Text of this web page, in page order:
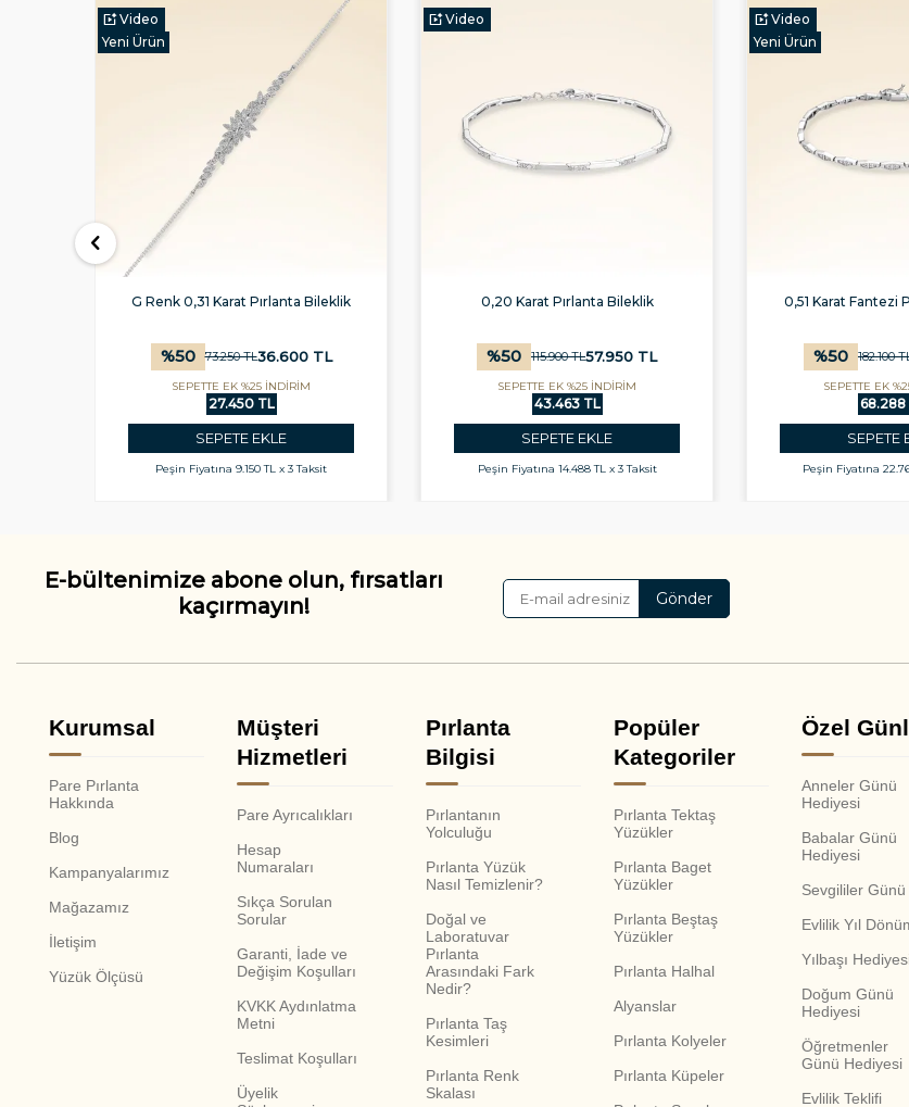
Video
Yeni Ürün
G Renk 0,31 Karat Pırlanta Bileklik
%50 73.250TL36.600TL
SEPETTE EK %25 İNDİRİM
27.450 TL
SEPETE EKLE
Peşin Fiyatına 9.150 TL x 3 Taksit
Video
0,20 Karat Pırlanta Bileklik
%50 115.900TL57.950 TL
SEPETTE EK %25 İNDİRİM
43.463 TL
SEPETE EKLE
Peşin Fiyatına 14.488 TL x 3 Taksit
Video
Yeni Ürün
0,51 Karat Fantezi
%50 182.100
SEPETTE EK
68.288
SEPETE
Peşin Fiyatına
E-bültenimize abone olun, fırsatları
kaçırmayın!
Gönder
Kurumsal
Pare Pırlanta
Hakkında
Blog
Kampanyalarımız
Mağazamız
İletişim
Yüzük Ölçüsü
Müşteri
Hizmetleri
Pare Ayrıcalıkları
Hesap
Numaraları
Sıkça Sorulan
Sorular
Garanti, İade ve
Değişim Koşulları
KVKK Aydınlatma
Metni
Teslimat Koşulları
Üyelik
Pırlanta
Bilgisi
Pırlantanın
Yolculuğu
Pırlanta Yüzük
Nasıl Temizlenir?
Doğal ve
Laboratuvar
Pırlanta
Arasındaki Fark
Nedir?
Pırlanta Taş
Kesimleri
Pırlanta Renk
Skalası
Popüler
Kategoriler
Pırlanta Tektaş
Yüzükler
Pırlanta Baget
Yüzükler
Pırlanta Beştaş
Yüzükler
Pırlanta Halhal
Alyanslar
Pırlanta Kolyeler
Pırlanta Küpeler
Özel
Anneler Günü
Hediyesi
Babalar Günü
Hediyesi
Sevgililer Günü
Evlilik Yıl
Yılbaşı
Doğum Günü
Hediyesi
Öğretmenler
Günü Hediyesi
Evlilik Teklifi